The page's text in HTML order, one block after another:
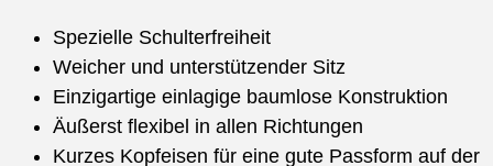
Spezielle Schulterfreiheit
Weicher und unterstützender Sitz
Einzigartige einlagige baumlose Konstruktion
Äußerst flexibel in allen Richtungen
Kurzes Kopfeisen für eine gute Passform auf der